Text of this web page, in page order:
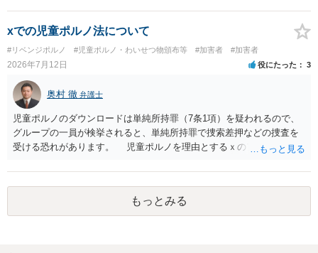
xでの児童ポルノ法について
#リベンジポルノ #児童ポルノ・わいせつ物頒布等 #加害者 #加害者
2026年7月12日 役にたった 3
奥村 徹 弁護士
児童ポルノのダウンロードは単純所持罪（7条1項）を疑われるので、
グループの一員が検挙されると、単純所持罪で捜索差押などの捜査を
受ける恐れがあります。 児童ポルノを理由とするｘのアカウント凍
は珍しくない）、これも捜索差押を受けるおそれがあります
もっとみる